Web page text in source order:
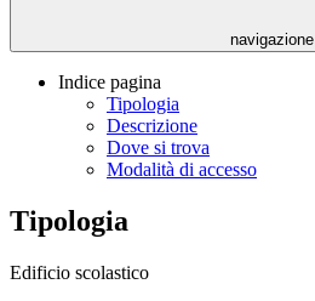
navigazione
Indice pagina
Tipologia
Descrizione
Dove si trova
Modalità di accesso
Tipologia
Edificio scolastico